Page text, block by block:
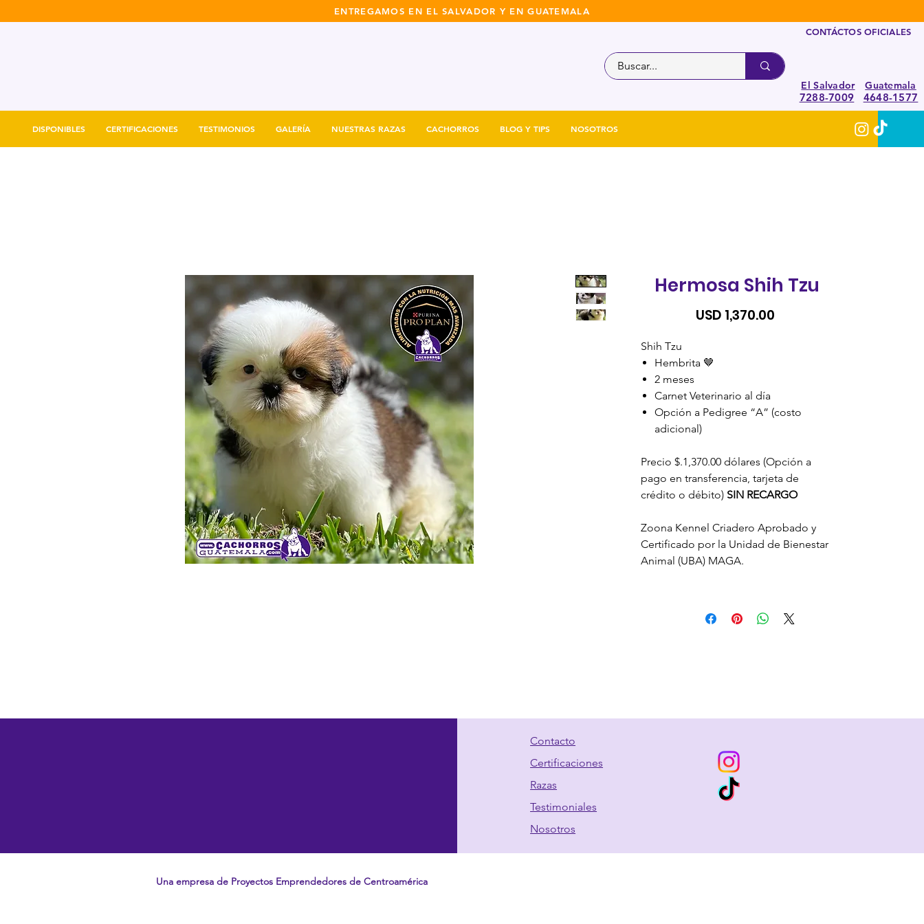
ENTREGAMOS EN EL SALVADOR Y EN GUATEMALA
CONTÁCTOS OFICIALES
Guatemala
El Salvador
7288-7009 4648-1577
DISPONIBLES CERTIFICACIONES TESTIMONIOS GALERÍA NUESTRAS RAZAS CACHORROS BLOG Y TIPS NOSOTROS
Hermosa Shih Tzu
USD 1,370.00
Shih Tzu
Hembrita 🤎
2 meses
Carnet Veterinario al día
Opción a Pedigree “A” (costo
adicional)
Precio $.1,370.00 dólares (Opción a
pago en transferencia, tarjeta de
crédito o débito) SIN RECARGO
Zoona Kennel Criadero Aprobado y
Certificado por la Unidad de Bienestar
Animal (UBA) MAGA.
Contacto
Certificaciones
Razas
Testimoniales
Nosotros
Una empresa de Proyectos Emprendedores de Centroamérica